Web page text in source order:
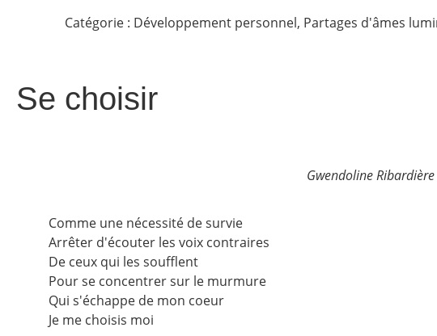
Catégorie : Développement personnel, Partages d'âmes
Se choisir
Gwendoline
Comme une nécessité de survie
Arrêter d'écouter les voix contraires
De ceux qui les soufflent
Pour se concentrer sur le murmure
Qui s'échappe de mon coeur
Je me choisis moi